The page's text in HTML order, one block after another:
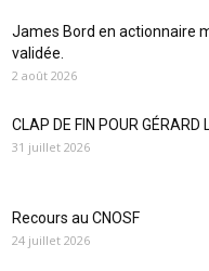
James Bord en actionnaire
validée.
2 août 2026
CLAP DE FIN POUR GÉRARD
31 juillet 2026
Recours au CNOSF
24 juillet 2026